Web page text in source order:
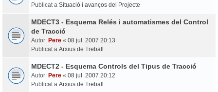
Publicat a Situació i avanços del Projecte
MDECT3 - Esquema Relés i automatismes del Control
de Tracció
Autor: Pere « 08 jul. 2007 20:13
Publicat a Arxius de Treball
MDECT2 - Esquema Controls del Tipus de Tracció
Autor: Pere « 08 jul. 2007 20:12
Publicat a Arxius de Treball